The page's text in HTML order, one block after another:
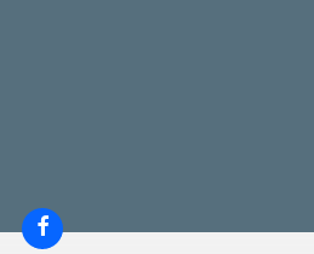
Facebook